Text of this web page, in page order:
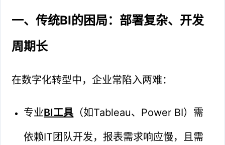
一、传统BI的困局：部署复杂、开发
周期长
在数字化转型中，企业常陷入两难：
专业BI工具 （如Tableau、Power BI）需
依赖IT团队开发，报表需求响应慢，且需